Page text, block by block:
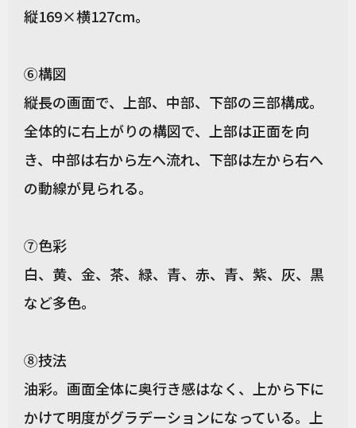
縦169×横127cm。
⑥構図
縦長の画面で、上部、中部、下部の三部構成。
全体的に右上がりの構図で、上部は正面を向
き、中部は右から左へ流れ、下部は左から右へ
の動線が見られる。
⑦色彩
白、黄、金、茶、緑、青、赤、青、紫、灰、黒
など多色。
⑧技法
油彩。画面全体に奥行き感はなく、上から下に
かけて明度がグラデーションになっている。上